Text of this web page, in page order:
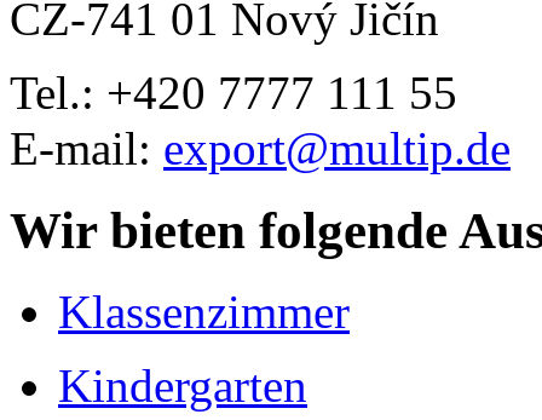
CZ-741 01 Nový Jičín
Tel.: +420 7777 111 55
E-mail: export@multip.de
Wir bieten folgende
Klassenzimmer
Kindergarten